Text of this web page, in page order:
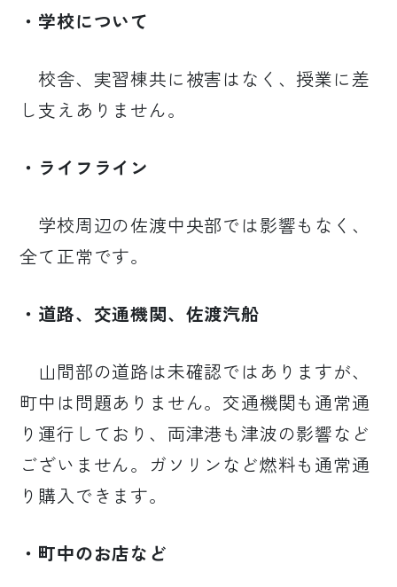
・学校について
校舎、実習棟共に被害はなく、授業に差
し支えありません。
・ライフライン
学校周辺の佐渡中央部では影響もなく、
全て正常です。
・道路、交通機関、佐渡汽船
山間部の道路は未確認ではありますが、
町中は問題ありません。交通機関も通常通
り運行しており、両津港も津波の影響など
ございません。ガソリンなど燃料も通常通
り購入できます。
・町中のお店など